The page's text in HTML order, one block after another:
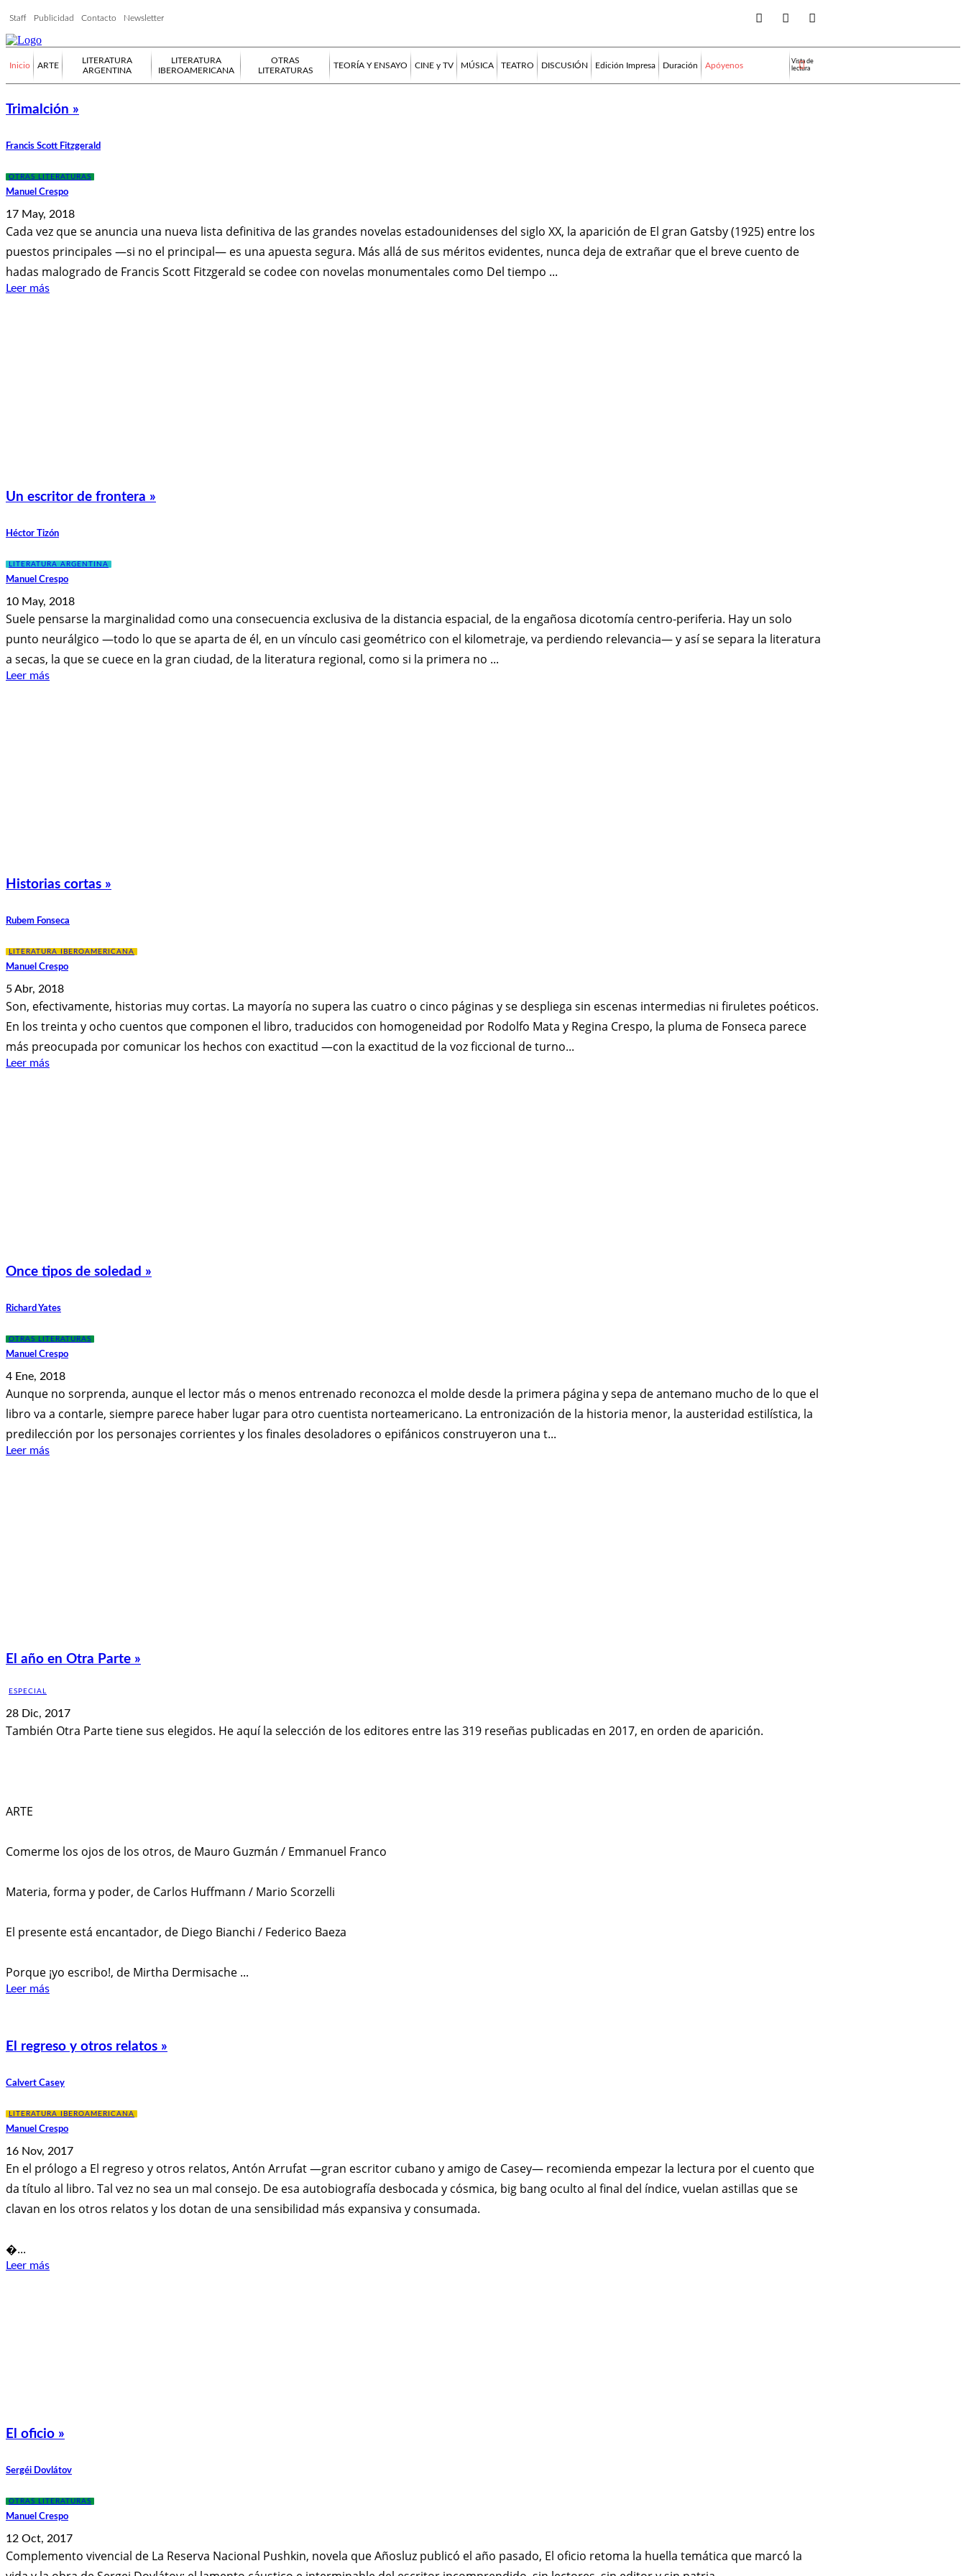
Staff Publicidad Contacto Newsletter
Inicio ARTE
LITERATURA
ARGENTINA
LITERATURA
IBEROAMERICANA
OTRAS
LITERATURAS
TEORÍA Y ENSAYO CINE y TV MÚSICA TEATRO DISCUSIÓN Edición Impresa Duración Apóyenos
Vista de
lectura
Trimalción »
Francis Scott Fitzgerald
OTRAS LITERATURAS
Manuel Crespo
17 May, 2018
Cada vez que se anuncia una nueva lista definitiva de las grandes novelas estadounidenses del siglo XX, la aparición de El gran Gatsby (1925) entre los
puestos principales —si no el principal— es una apuesta segura. Más allá de sus méritos evidentes, nunca deja de extrañar que el breve cuento de
hadas malogrado de Francis Scott Fitzgerald se codee con novelas monumentales como Del tiempo ...
Leer más
Un escritor de frontera »
Héctor Tizón
LITERATURA ARGENTINA
Manuel Crespo
10 May, 2018
Suele pensarse la marginalidad como una consecuencia exclusiva de la distancia espacial, de la engañosa dicotomía centro-periferia. Hay un solo
punto neurálgico —todo lo que se aparta de él, en un vínculo casi geométrico con el kilometraje, va perdiendo relevancia— y así se separa la literatura
a secas, la que se cuece en la gran ciudad, de la literatura regional, como si la primera no ...
Leer más
Historias cortas »
Rubem Fonseca
LITERATURA IBEROAMERICANA
Manuel Crespo
5 Abr, 2018
Son, efectivamente, historias muy cortas. La mayoría no supera las cuatro o cinco páginas y se despliega sin escenas intermedias ni firuletes poéticos.
En los treinta y ocho cuentos que componen el libro, traducidos con homogeneidad por Rodolfo Mata y Regina Crespo, la pluma de Fonseca parece
más preocupada por comunicar los hechos con exactitud —con la exactitud de la voz ficcional de turno...
Leer más
Once tipos de soledad »
Richard Yates
OTRAS LITERATURAS
Manuel Crespo
4 Ene, 2018
Aunque no sorprenda, aunque el lector más o menos entrenado reconozca el molde desde la primera página y sepa de antemano mucho de lo que el
libro va a contarle, siempre parece haber lugar para otro cuentista norteamericano. La entronización de la historia menor, la austeridad estilística, la
predilección por los personajes corrientes y los finales desoladores o epifánicos construyeron una t...
Leer más
El año en Otra Parte »
ESPECIAL
28 Dic, 2017
También Otra Parte tiene sus elegidos. He aquí la selección de los editores entre las 319 reseñas publicadas en 2017, en orden de aparición.
ARTE
Comerme los ojos de los otros, de Mauro Guzmán / Emmanuel Franco
Materia, forma y poder, de Carlos Huffmann / Mario Scorzelli
El presente está encantador, de Diego Bianchi / Federico Baeza
Porque ¡yo escribo!, de Mirtha Dermisache ...
Leer más
El regreso y otros relatos »
Calvert Casey
LITERATURA IBEROAMERICANA
Manuel Crespo
16 Nov, 2017
En el prólogo a El regreso y otros relatos, Antón Arrufat —gran escritor cubano y amigo de Casey— recomienda empezar la lectura por el cuento que
da título al libro. Tal vez no sea un mal consejo. De esa autobiografía desbocada y cósmica, big bang oculto al final del índice, vuelan astillas que se
clavan en los otros relatos y los dotan de una sensibilidad más expansiva y consumada.
�...
Leer más
El oficio »
Sergéi Dovlátov
OTRAS LITERATURAS
Manuel Crespo
12 Oct, 2017
Complemento vivencial de La Reserva Nacional Pushkin, novela que Añosluz publicó el año pasado, El oficio retoma la huella temática que marcó la